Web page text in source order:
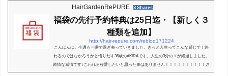
される来年37歳。では今回は容器が工夫されてるって事に改めて使いやすいなーと思
HairGardenRePURE 8 Shares
福袋の先行予約特典は25日迄・【新しく３
種類を追加】
http://hair-repure.com/reblog171224
こんばんは。今週も一瞬で過ぎ去っていきました。きっと人生ってこんな感じで！終
わるのではなかろうかと悟りだす36歳のAKIRAです。人生の3分の１が経過しました。
純情な感情です♪こわれる程愛したいと思った事はありません！！！！！！！！！！さ
て。僕らしいスタートをきった所で福袋がここ2年Web閲覧だけで好評してしまってる